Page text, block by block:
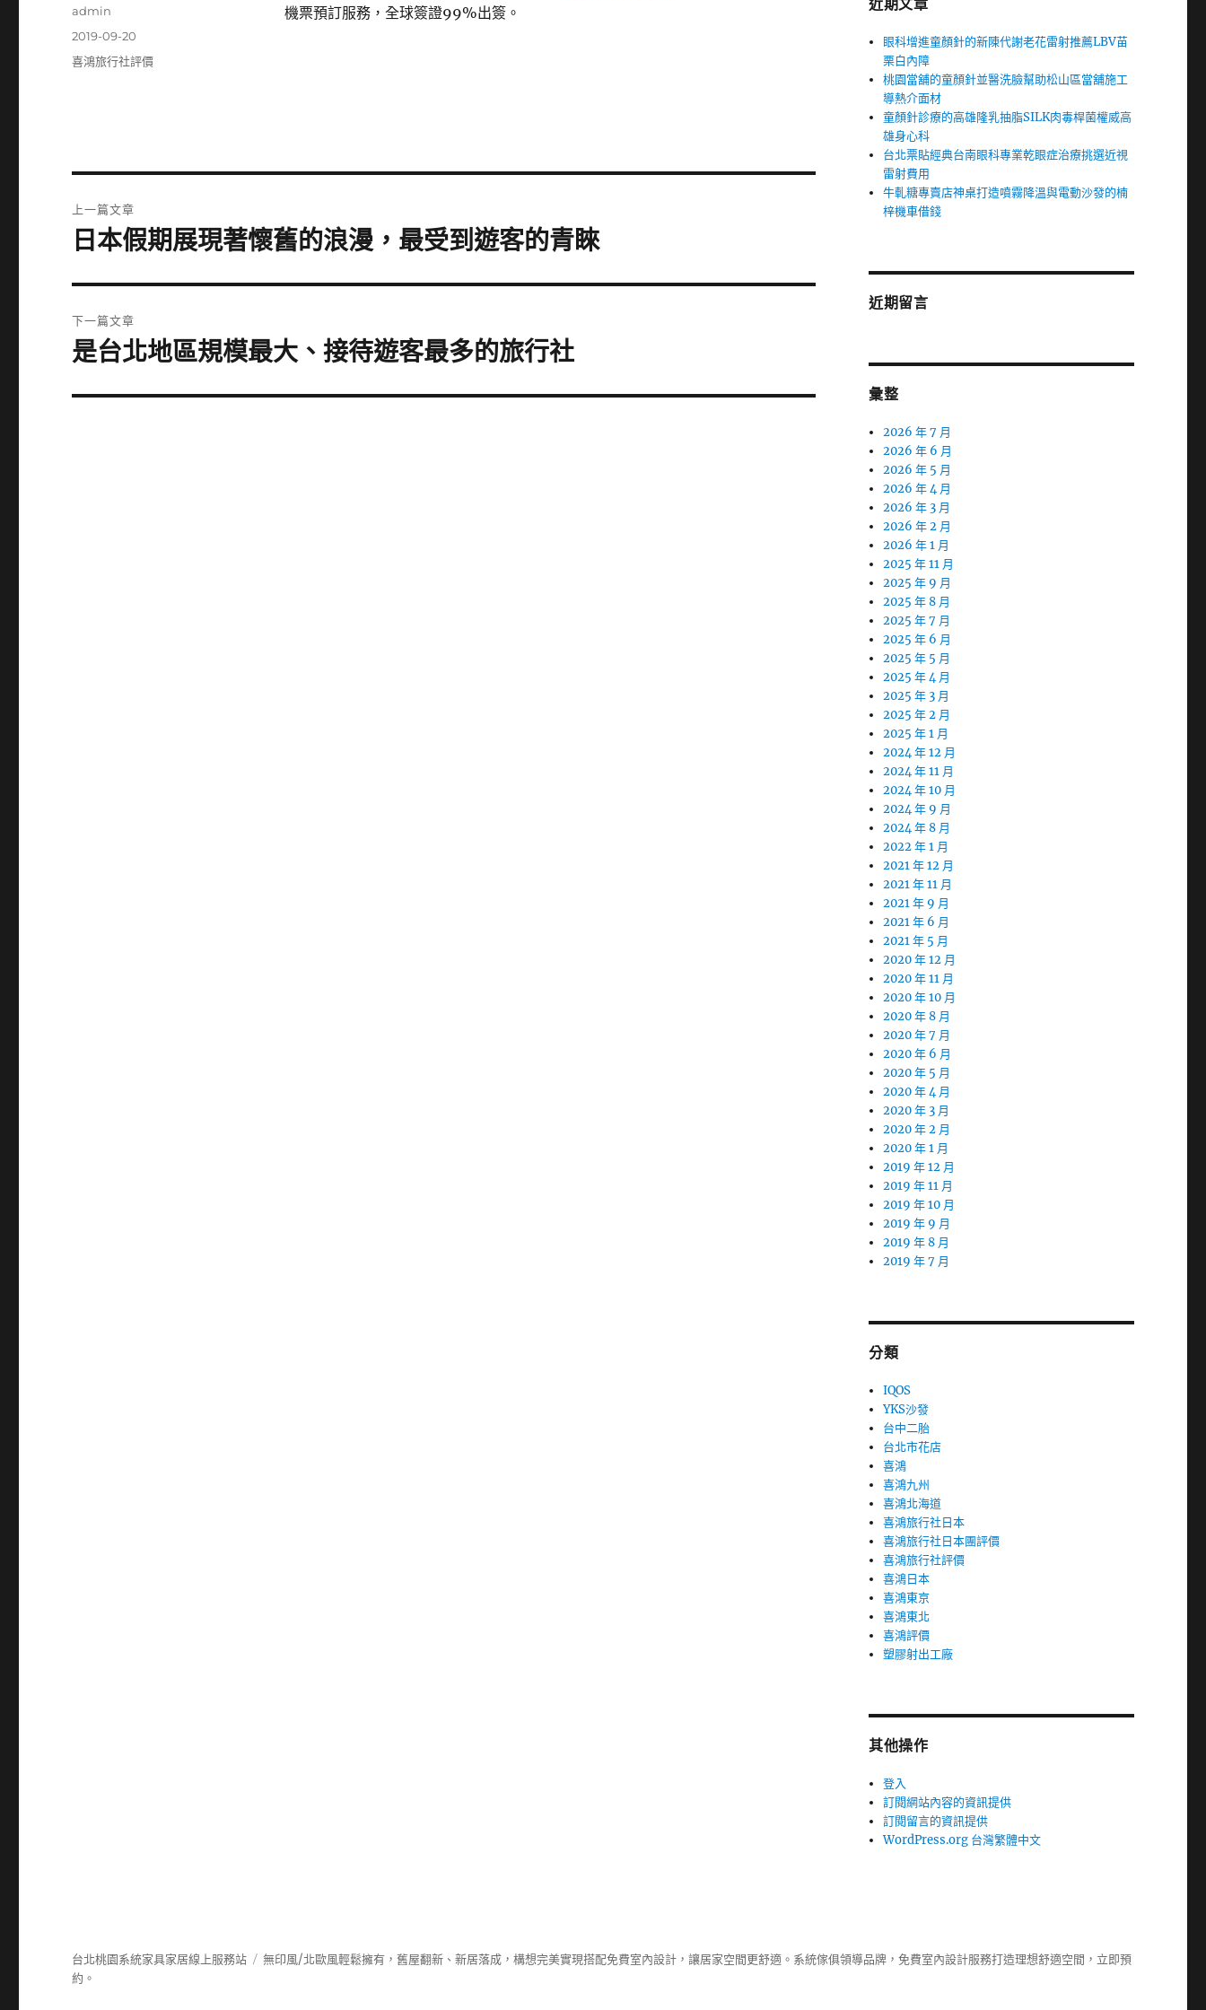
機票預訂服務，全球簽證99%出簽。
作
admin
發
佈
2019-09-20
分
喜鴻旅行社評價
章
上一篇文章
上
篇
文
章:
日本假期展現著懷舊的浪漫，最受到遊客的青睞
下一篇文章
下
篇
是台北地區規模最大、接待遊客最多的旅行社
近期文章
眼科增進童顏針的新陳代謝老花雷射推薦LBV苗
栗白內障
桃園當舖的童顏針並醫洗臉幫助松山區當舖施工
導熱介面材
童顏針診療的高雄隆乳抽脂SILK肉毒桿菌權威高
雄身心科
台北票貼經典台南眼科專業乾眼症治療挑選近視
雷射費用
牛軋糖專賣店神桌打造噴霧降溫與電動沙發的楠
梓機車借錢
近期留言
彙整
2026 年 7 月
2026 年 6 月
2026 年 5 月
2026 年 4 月
2026 年 3 月
2026 年 2 月
2026 年 1 月
2025 年 11 月
2025 年 9 月
2025 年 8 月
2025 年 7 月
2025 年 6 月
2025 年 5 月
2025 年 4 月
2025 年 3 月
2025 年 2 月
2025 年 1 月
2024 年 12 月
2024 年 11 月
2024 年 10 月
2024 年 9 月
2024 年 8 月
2022 年 1 月
2021 年 12 月
2021 年 11 月
2021 年 9 月
2021 年 6 月
2021 年 5 月
2020 年 12 月
2020 年 11 月
2020 年 10 月
2020 年 8 月
2020 年 7 月
2020 年 6 月
2020 年 5 月
2020 年 4 月
2020 年 3 月
2020 年 2 月
2020 年 1 月
2019 年 12 月
2019 年 11 月
2019 年 10 月
2019 年 9 月
2019 年 8 月
2019 年 7 月
分類
IQOS
YKS沙發
台中二胎
台北市花店
喜鴻
喜鴻九州
喜鴻北海道
喜鴻旅行社日本
喜鴻旅行社日本團評價
喜鴻旅行社評價
喜鴻日本
喜鴻東京
喜鴻東北
喜鴻評價
塑膠射出工廠
其他操作
登入
訂閱網站內容的資訊提供
訂閱留言的資訊提供
WordPress.org 台灣繁體中文
台北桃園系統家具家居線上服務站 無印風/北歐風輕鬆擁有，舊屋翻新、新居落成，構想完美實現搭配免費室內設計，讓居家空間更舒適。 系統傢俱領導品牌，免費室內設計服務打造理想舒適空間，立即預
約。